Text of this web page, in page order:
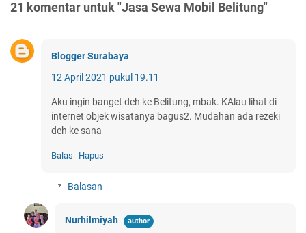
21 komentar untuk "Jasa Sewa Mobil Belitung"
Blogger Surabaya
12 April 2021 pukul 19.11
Aku ingin banget deh ke Belitung, mbak. KAlau lihat di
internet objek wisatanya bagus2. Mudahan ada rezeki
deh ke sana
Balas Hapus
Balasan
Nurhilmiyah